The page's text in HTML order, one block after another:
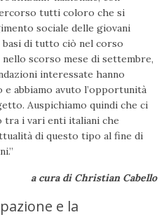
tutti coloro che si
sociale delle giovani
di tutto ciò nel corso
scorso mese di settembre,
interessate hanno
abbiamo avuto l’opportunità
Auspichiamo quindi che ci
tra i vari enti italiani che
di questo tipo al fine di
a cura di Christian Cabello
e la